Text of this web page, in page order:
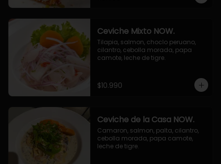
Ceviche Mixto NOW.
Tilapia, salmon, choclo peruano,
cilantro, cebolla morada, papa
camote, leche de tigre.
$10.990
Ceviche de la Casa NOW.
Camaron, salmon, palta, cilantro,
cebolla morada, papa camote,
leche de tigre.